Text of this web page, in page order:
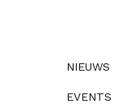
NIEUWS
EVENTS